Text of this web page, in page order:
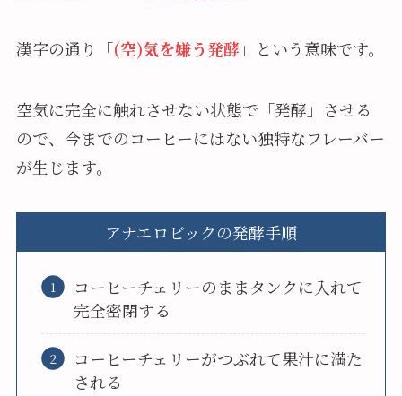
漢字の通り「(空)気を嫌う発酵」という意味です。
空気に完全に触れさせない状態で「発酵」させる
ので、今までのコーヒーにはない独特なフレーバー
が生じます。
アナエロビックの発酵手順
コーヒーチェリーのままタンクに入れて
完全密閉する
コーヒーチェリーがつぶれて果汁に満た
される